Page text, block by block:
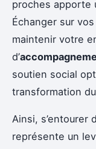
proches apporte
Échanger sur
maintenir votre
d’
soutien social
transformation
Ainsi, s’entourer
représente un